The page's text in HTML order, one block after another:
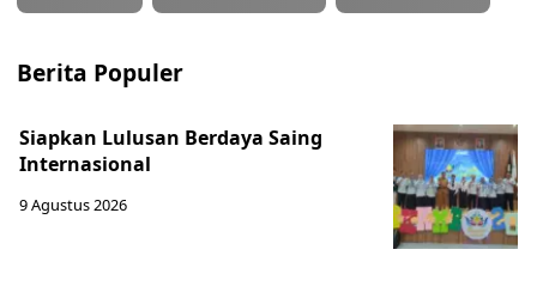
Berita Populer
Siapkan Lulusan Berdaya Saing
Internasional
9 Agustus 2026